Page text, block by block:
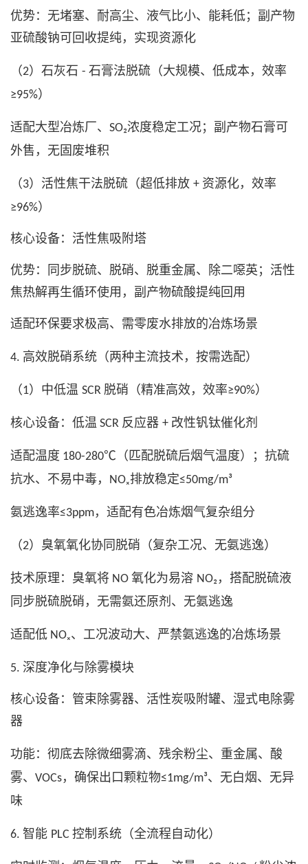
优势：无堵塞、耐高尘、液气比小、能耗低；副产物
亚硫酸钠可回收提纯，实现资源化
（2）石灰石 - 石膏法脱硫（大规模、低成本，效率
≥95%）
适配大型冶炼厂、 SO₂浓度稳定工况；副产物石膏可
外售，无固废堆积
（3）活性焦干法脱硫（超低排放 + 资源化，效率
≥96%）
核心设备：活性焦吸附塔
优势：同步脱硫、脱硝、脱重金属、除二噁英；活性
焦热解再生循环使用，副产物硫酸提纯回用
适配环保要求极高、需零废水排放的冶炼场景
4. 高效脱硝系统（两种主流技术，按需选配）
（1）中低温 SCR 脱硝（精准高效，效率≥90%）
核心设备：低温 SCR 反应器 + 改性钒钛催化剂
适配温度 180-280℃ （匹配脱硫后烟气温度）；抗硫
抗水、不易中毒， NOₓ排放稳定≤50mg/m³
氨逃逸率≤3ppm，适配有色冶炼烟气复杂组分
（2）臭氧氧化协同脱硝（复杂工况、无氨逃逸）
技术原理：臭氧将 NO 氧化为易溶 NO₂ ，搭配脱硫液
同步脱硫脱硝，无需氨还原剂、无氨逃逸
适配低 NOₓ、工况波动大、严禁氨逃逸的冶炼场景
5. 深度净化与除雾模块
核心设备：管束除雾器、活性炭吸附罐、湿式电除雾
器
功能：彻底去除微细雾滴、残余粉尘、重金属、酸
雾、 VOCs，确保出口颗粒物≤1mg/m³、无白烟、无异
味
6. 智能 PLC 控制系统（全流程自动化）